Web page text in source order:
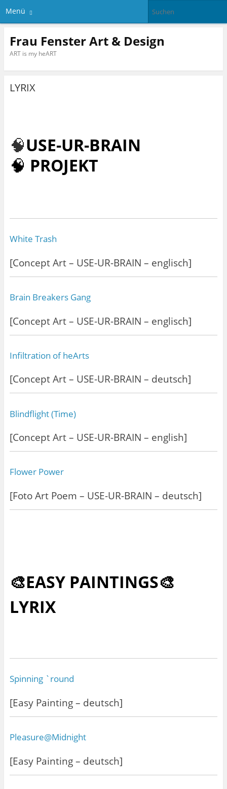
Menü
Frau Fenster Art & Design
ART is my heART
LYRIX
🧠USE-UR-BRAIN
🧠 PROJEKT
White Trash
[Concept Art – USE-UR-BRAIN – englisch]
Brain Breakers Gang
[Concept Art – USE-UR-BRAIN – englisch]
Infiltration of heArts
[Concept Art – USE-UR-BRAIN – deutsch]
Blindflight (Time)
[Concept Art – USE-UR-BRAIN – english]
Flower Power
[Foto Art Poem – USE-UR-BRAIN – deutsch]
🎨EASY PAINTINGS🎨
LYRIX
Spinning `round
[Easy Painting – deutsch]
Pleasure@Midnight
[Easy Painting – deutsch]